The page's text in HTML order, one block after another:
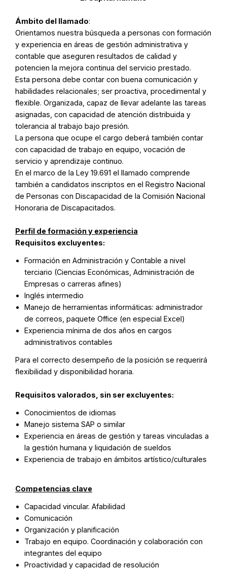
Ámbito del llamado:
Orientamos nuestra búsqueda a personas con formación
y experiencia en áreas de gestión administrativa y
contable que aseguren resultados de calidad y
potencien la mejora continua del servicio prestado.
Esta persona debe contar con buena comunicación y
habilidades relacionales; ser proactiva, procedimental y
flexible. Organizada, capaz de llevar adelante las tareas
asignadas, con capacidad de atención distribuida y
tolerancia al trabajo bajo presión.
La persona que ocupe el cargo deberá también contar
con capacidad de trabajo en equipo, vocación de
servicio y aprendizaje continuo.
En el marco de la Ley 19.691 el llamado comprende
también a candidatos inscriptos en el Registro Nacional
de Personas con Discapacidad de la Comisión Nacional
Honoraria de Discapacitados.
Perfil de formación y experiencia
Requisitos excluyentes:
Formación en Administración y Contable a nivel
terciario (Ciencias Económicas, Administración de
Empresas o carreras afines)
Inglés intermedio
Manejo de herramientas informáticas: administrador
de correos, paquete Office (en especial Excel)
Experiencia mínima de dos años en cargos
administrativos contables
Para el correcto desempeño de la posición se requerirá
flexibilidad y disponibilidad horaria.
Requisitos valorados, sin ser excluyentes:
Conocimientos de idiomas
Manejo sistema SAP o similar
Experiencia en áreas de gestión y tareas vinculadas a
la gestión humana y liquidación de sueldos
Experiencia de trabajo en ámbitos artístico/culturales
Competencias clave
Capacidad vincular. Afabilidad
Comunicación
Organización y planificación
Trabajo en equipo. Coordinación y colaboración con
integrantes del equipo
Proactividad y capacidad de resolución